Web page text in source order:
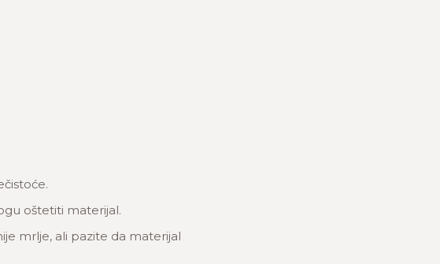
oštetiti materijal.
mrlje, ali pazite da materijal